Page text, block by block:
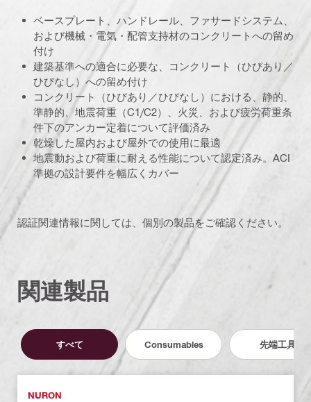
ベースプレート、ハンドレール、ファサードシステム、
および機械・電気・配管支持材のコンクリートへの留め
付け
建築基準への適合に必要な、コンクリート（ひびあり／
ひびなし）への留め付け
コンクリート（ひびあり／ひびなし）における、静的、
準静的、地震荷重（C1/C2）、火災、および疲労荷重条
件下のアンカー定着について評価済み
乾燥した屋内および屋外での使用に最適
地震動および荷重に耐える性能について認定済み。ACI
準拠の設計要件を幅広くカバー
認証関連情報に関しては、個別の製品をご確認ください。
関連製品
すべて Consumables 先端工具
NURON